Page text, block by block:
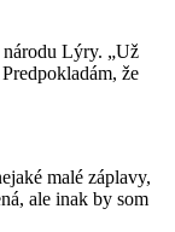
národu Lýry. „Už
že
malé záplavy,
ale inak by som